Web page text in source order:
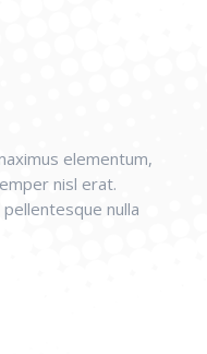
elementum,
nisl erat.
nulla